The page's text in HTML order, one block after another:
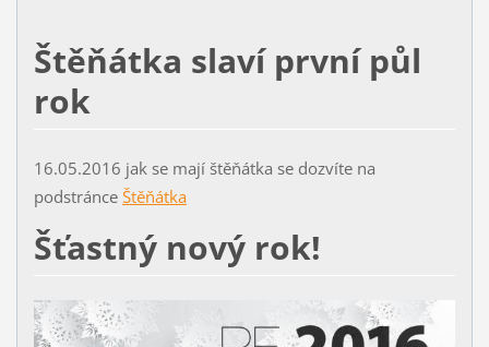
Štěňátka slaví první půl
rok
16.05.2016 jak se mají štěňátka se dozvíte na
podstránce Štěňátka
Šťastný nový rok!